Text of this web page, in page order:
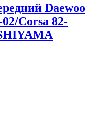
Daewoo
Corsa 82-